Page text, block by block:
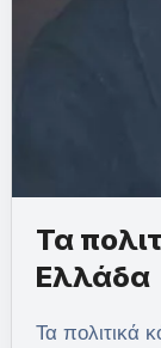
Τα
Ελλάδα
Τα πολιτικά κόμματα στην Ελλάδα στην αρχική